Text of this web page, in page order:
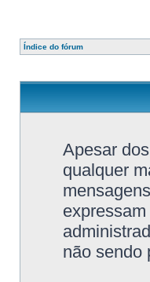
Índice do fórum
Apesar
qualquer
não sendo